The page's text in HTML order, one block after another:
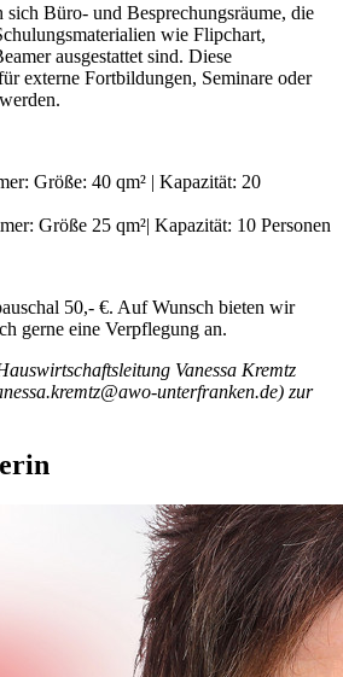
sich Büro- und Besprechungsräume, die
wie Flipchart,
ausgestattet sind. Diese
externe Fortbildungen, Seminare oder
Größe: 40 qm² | Kapazität: 20
Größe 25 qm²| Kapazität: 10 Personen
50,- €. Auf Wunsch bieten wir
gerne eine Verpflegung an.
Vanessa Kremtz
unterfranken.de) zur